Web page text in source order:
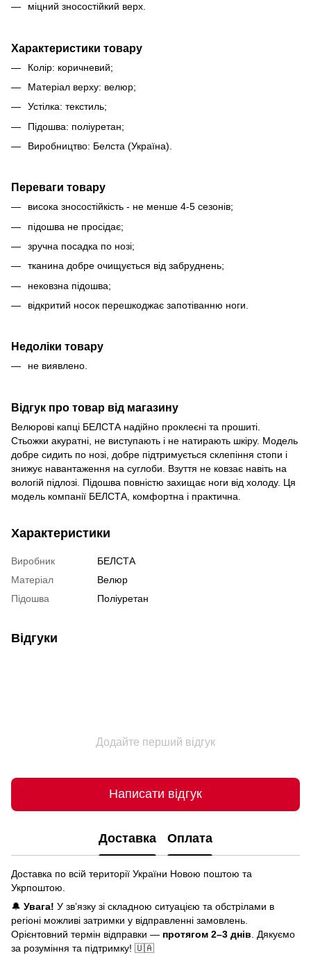
міцний зносостійкий верх.
Характеристики товару
Колір: коричневий;
Матеріал верху: велюр;
Устілка: текстиль;
Підошва: поліуретан;
Виробництво: Белста (Україна).
Переваги товару
висока зносостійкість - не менше 4-5 сезонів;
підошва не просідає;
зручна посадка по нозі;
тканина добре очищується від забруднень;
нековзна підошва;
відкритий носок перешкоджає запотіванню ноги.
Недоліки товару
не виявлено.
Відгук про товар від магазину
Велюрові капці БЕЛСТА надійно проклеєні та прошиті.
Стьожки акуратні, не виступають і не натирають шкіру. Модель
добре сидить по нозі, добре підтримується склепіння стопи і
знижує навантаження на суглоби. Взуття не ковзає навіть на
вологій підлозі. Підошва повністю захищає ноги від холоду. Ця
модель компанії БЕЛСТА, комфортна і практична.
Характеристики
Виробник
БЕЛСТА
Матеріал
Велюр
Підошва
Поліуретан
Відгуки
Додайте перший відгук
Написати відгук
Доставка Оплата
Доставка по всій території України Новою поштою та
Укрпоштою.
🔔 Увага! У зв’язку зі складною ситуацією та обстрілами в
регіоні можливі затримки у відправленні замовлень.
Орієнтовний термін відправки — протягом 2–3 днів . Дякуємо
за розуміння та підтримку! 🇺🇦